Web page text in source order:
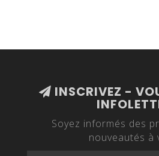
INSCRIVEZ -
Soyez informés des
nouveautés à